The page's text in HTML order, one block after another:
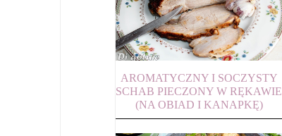
AROMATYCZNY I SOCZYSTY
SCHAB PIECZONY W RĘKAWIE
(NA OBIAD I KANAPKĘ)